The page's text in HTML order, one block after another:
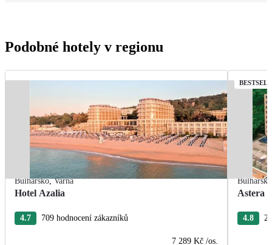
Podobné hotely v regionu
Bulharsko,Varna
Hotel Azalia
4.7 709 hodnocení zákazníků
7 289 Kč /os.
Bulharsko
Astera
4.8